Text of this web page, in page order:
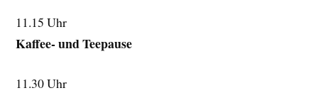
11.15 Uhr
Kaffee- und Teepause
11.30 Uhr